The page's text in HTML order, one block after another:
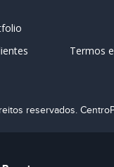
Termos
reservados.